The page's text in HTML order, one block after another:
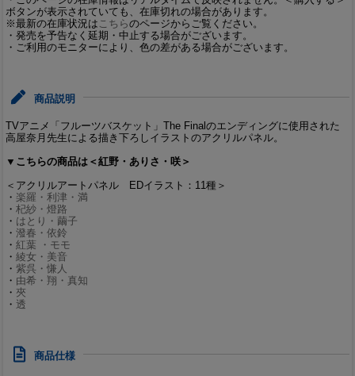
ボタンが表示されていても、在庫切れの場合があります。
※最新の在庫状況は こちらのページからご覧ください。
・発売を予告なく延期・中止する場合がございます。
・ご利用のモニターにより、色の差がある場合がございます。
商品説明
TVアニメ「フルーツバスケット」The Finalのエンディングに使用された
高屋奈月先生による描き下ろしイラストのアクリルパネル。
▼こちらの商品は＜紅野・ありさ・咲＞
＜アクリルアートパネル EDイラスト：11種＞
・ 楽羅・利津・満
・ 杞紗・燈路
・ はとり・繭子
・ 潑春・依鈴
・ 紅葉 ・モモ
・ 綾女・美音
・ 紫呉・慊人
・ 由希・翔・真知
・ 夾
・ 透
商品仕様